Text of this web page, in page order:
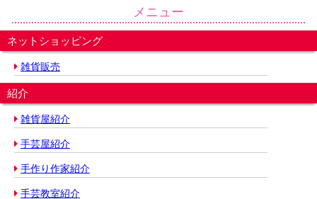
メニュー
ネットショッピング
雑貨販売
紹介
雑貨屋紹介
手芸屋紹介
手作り作家紹介
手芸教室紹介